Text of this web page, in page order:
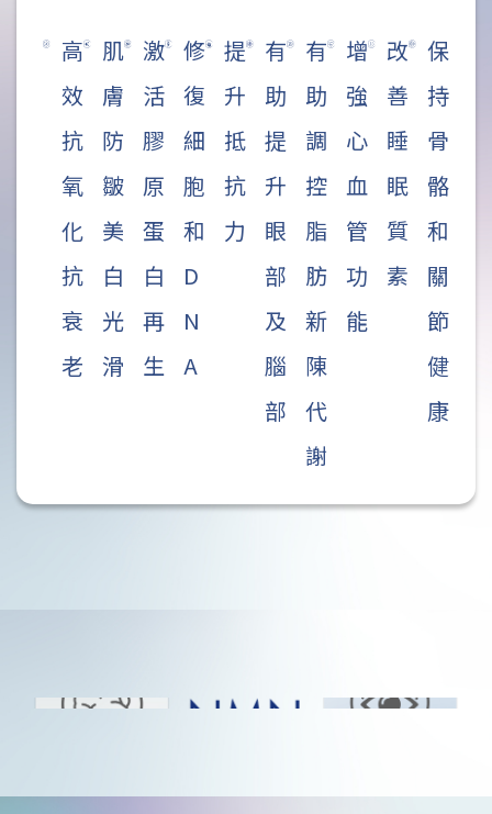
高
效
抗
氧
化
抗
衰
老
肌
膚
防
皺
美
白
光
滑
激
活
膠
原
蛋
白
再
生
修
復
細
胞
和
D
N
A
提
升
抵
抗
力
有
助
提
升
眼
部
及
腦
部
有
助
調
控
脂
肪
新
陳
代
謝
增
強
心
血
管
功
能
改
善
睡
眠
質
素
保
持
骨
骼
和
關
節
健
康